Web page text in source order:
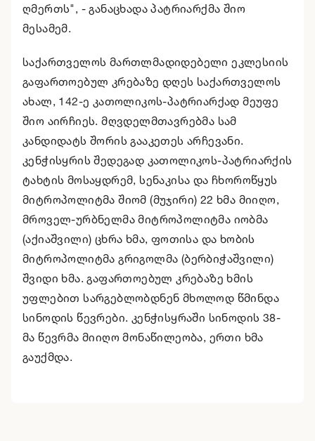
ღმერთს", - განაცხადა პატრიარქმა შიო
მესამემ.
საქართველოს მართლმადიდებელი ეკლესიის
გაფართოებულ კრებაზე დღეს საქართველოს
ახალ, 142-ე კათოლიკოს-პატრიარქად მეუფე
შიო აირჩიეს. მღვდელმთავრებმა სამ
კანდიდატს შორის გააკეთეს არჩევანი.
კენჭისყრის შედეგად კათოლიკოს-პატრიარქის
ტახტის მოსაყდრემ, სენაკისა და ჩხოროწყუს
მიტროპოლიტმა შიომ (მუჯირი) 22 ხმა მიიღო,
მროველ-ურბნელმა მიტროპოლიტმა იობმა
(აქიაშვილი) ცხრა ხმა, ფოთისა და ხობის
მიტროპოლიტმა გრიგოლმა (ბერბიჭაშვილი)
შვიდი ხმა. გაფართოებულ კრებაზე ხმის
უფლებით სარგებლობდნენ მხოლოდ წმინდა
სინოდის წევრები. კენჭისყრაში სინოდის 38-
მა წევრმა მიიღო მონაწილეობა, ერთი ხმა
გაუქმდა.